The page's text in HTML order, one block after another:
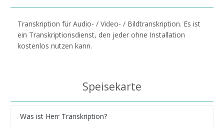
Transkription für Audio- / Video- / Bildtranskription. Es ist
ein Transkriptionsdienst, den jeder ohne Installation
kostenlos nutzen kann.
Speisekarte
Was ist Herr Transkription?